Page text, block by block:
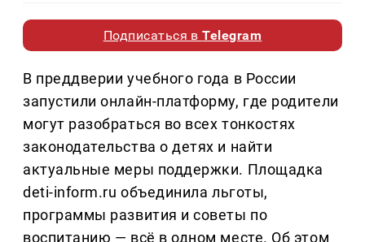
Подписаться вTelegram
В преддверии учебного года в России
запустили онлайн-платформу, где родители
могут разобраться во всех тонкостях
законодательства о детях и найти
актуальные меры поддержки. Площадка
deti-inform.ru объединила льготы,
программы развития и советы по
воспитанию — всё в одном месте. Об этом